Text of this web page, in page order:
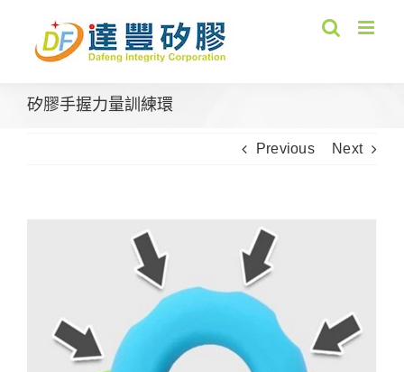
content
矽膠手握力量訓練環
Previous Next